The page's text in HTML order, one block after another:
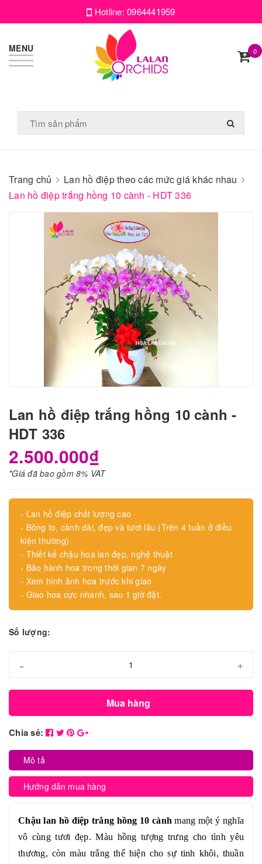
Hotline:0964441959
MENU 0
Trang chủ
Lan hồ điệp theo các mức giá khác nhau
Lan hồ điệp trắng hồng 10 cành - HDT 336
Lan hồ điệp trắng hồng 10 cành -
HDT 336
2.500.000₫
*Giá đã bao gồm 8% VAT
- Lan hồ điệp chất lượng cao
- Bông to, cành dài, đẹp và tươi lâu (Trên 4 tuần ở điều
kiện thường)
- Thiết kế chậu hoa lan đẹp, nghệ thuật
- Bảo hành hoa trong thời gian 7 ngày
- Xem hình ảnh hoa trước khi giao
- Giao hoa cực nhanh, sau 1 giờ đặt.
Số lượng:
- +
Mua hàng
Chia sẻ:
Mô tả
Hướng dẫn mua hàng
Chậu lan hồ điệp trắng hồng 10 cành mang một ý nghĩa
vô cùng tươi đẹp. Màu hồng tượng trưng cho tình yêu
thương, còn màu trắng thể hiện cho sự tinh khôi, thuần